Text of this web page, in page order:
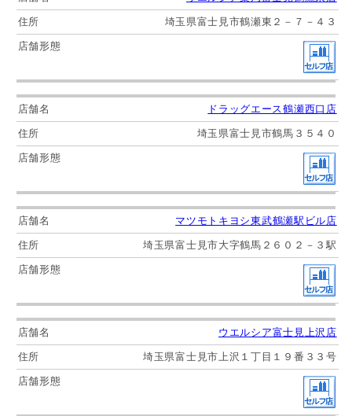
埼玉県富士見市鶴瀬東２－７－４３
ドラッグエース鶴瀬西口店
埼玉県富士見市鶴馬３５４０
マツモトキヨシ東武鶴瀬駅ビル店
埼玉県富士見市大字鶴馬２６０２－３駅
ウエルシア富士見上沢店
埼玉県富士見市上沢１丁目１９番３３号